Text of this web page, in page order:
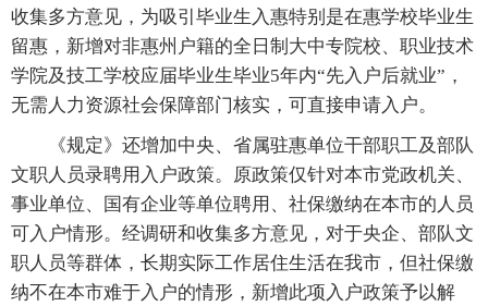
收集多方意见，为吸引毕业生入惠特别是在惠学校毕业生
留惠，新增对非惠州户籍的全日制大中专院校、职业技术
学院及技工学校应届毕业生毕业5年内“先入户后就业”，
无需人力资源社会保障部门核实，可直接申请入户。
《规定》还增加中央、省属驻惠单位干部职工及部队
文职人员录聘用入户政策。原政策仅针对本市党政机关、
事业单位、国有企业等单位聘用、社保缴纳在本市的人员
可入户情形。经调研和收集多方意见，对于央企、部队文
职人员等群体，长期实际工作居住生活在我市，但社保缴
纳不在本市难于入户的情形，新增此项入户政策予以解